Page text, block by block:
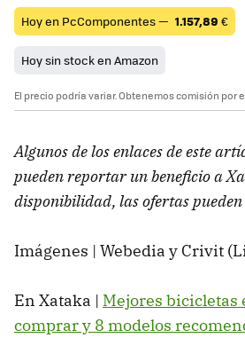
Hoy en PcComponentes — 1.157,89 €
Hoy sin stock en Amazon
El precio podría variar. Obtenemos comisión por
Algunos de los enlaces de este
pueden reportar un beneficio a
disponibilidad, las ofertas
Imágenes | Webedia y Crivit
En Xataka | Mejores bicicletas
comprar y 8 modelos